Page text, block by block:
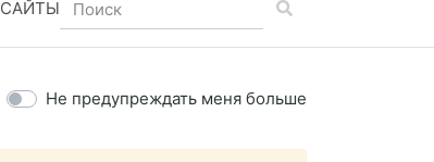
САЙТЫ
Не предупреждать меня больше